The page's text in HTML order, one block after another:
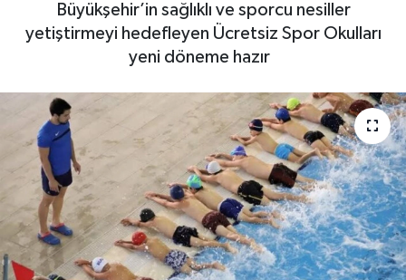
Büyükşehir’in sağlıklı ve sporcu nesiller
yetiştirmeyi hedefleyen Ücretsiz Spor Okulları
yeni döneme hazır
Son Dakika Haberleri
Haber Arşivi